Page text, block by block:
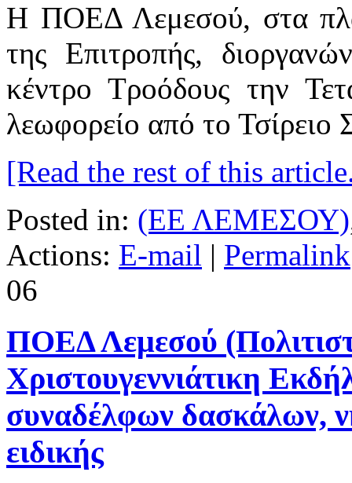
Η ΠΟΕΔ Λεμεσού, στα
της Επιτροπής,
κέντρο Τροόδους την
λεωφορείο από το
[Read the rest of this
Posted in: (ΕΕ ΛΕΜΕΣΟΥ)
Actions: E-mail | Permalink
06
ΠΟΕΔ Λεμεσού
Χριστουγεννιάτικη
συναδέλφων δασκάλων,
ειδικής